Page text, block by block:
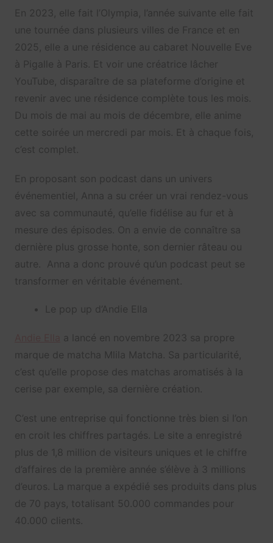
En 2023, elle fait l’Olympia, l’année suivante elle fait
une tournée dans plusieurs villes de France et en
2025, elle a une résidence au cabaret Nouvelle Eve
à Pigalle à Paris. Et voir une créatrice lâcher
YouTube, disparaître de sa plateforme d’origine et
revenir avec une résidence complète tous les mois.
Du mois de mai au mois de décembre, elle anime
cette soirée un mercredi par mois. Et à chaque fois,
c’est complet.
En proposant son podcast dans un univers
événementiel, Anna a su créer un vrai rendez-vous
avec sa communauté, qu’elle fidélise au fur et à
mesure des épisodes. On a envie de connaître sa
dernière plus grosse honte, son dernier râteau ou
autre. Anna a donc prouvé qu’un podcast peut se
transformer en véritable événement.
Le pop up d’Andie Ella
a lancé en novembre 2023 sa propre
marque de matcha Mlila Matcha. Sa particularité,
c’est qu’elle propose des matchas aromatisés à la
cerise par exemple, sa dernière création.
C’est une entreprise qui fonctionne très bien si l’on
en croit les chiffres partagés. Le site a enregistré
plus de 1,8 million de visiteurs uniques et le chiffre
d’affaires de la première année s’élève à 3 millions
d’euros. La marque a expédié ses produits dans plus
de 70 pays, totalisant 50.000 commandes pour
40.000 clients.